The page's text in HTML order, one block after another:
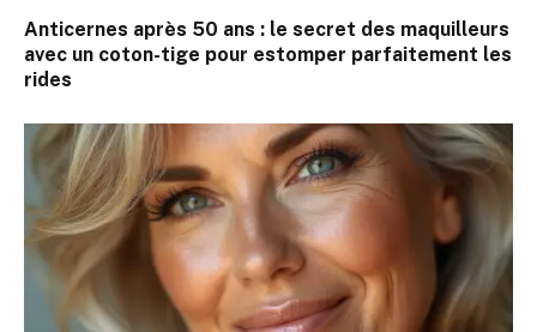
Anticernes après 50 ans : le secret des maquilleurs
avec un coton-tige pour estomper parfaitement les
rides